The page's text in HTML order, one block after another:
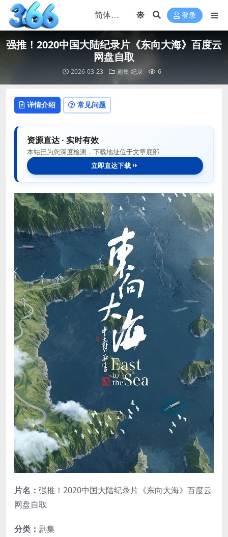
登录
强推！2020中国大陆纪录片《东向大海》百度云
网盘自取
2026-03-23 剧集纪录 6
详情介绍 常见问题
资源直达 · 实时有效
本站已为您深度检测，下载地址位于文章底部
立即直达下载
片名： 强推！2020中国大陆纪录片《东向大海》百度云
网盘自取
分类： 剧集